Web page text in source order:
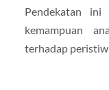
Pendekatan ini
kemampuan
terhadap